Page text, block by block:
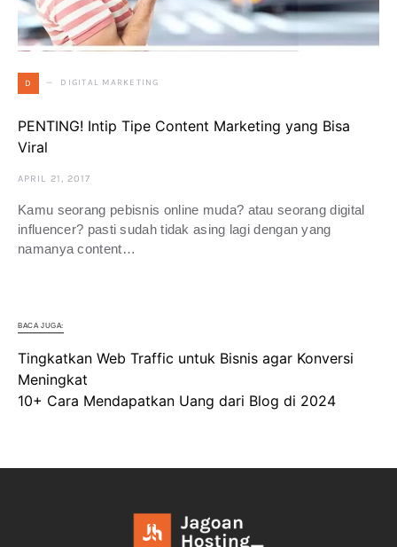
D DIGITAL MARKETING
PENTING! Intip Tipe Content Marketing yang Bisa
Viral
APRIL 21, 2017
Kamu seorang pebisnis online muda? atau seorang digital
influencer? pasti sudah tidak asing lagi dengan yang
namanya content…
BACA JUGA:
Tingkatkan Web Traffic untuk Bisnis agar Konversi
Meningkat
10+ Cara Mendapatkan Uang dari Blog di 2024